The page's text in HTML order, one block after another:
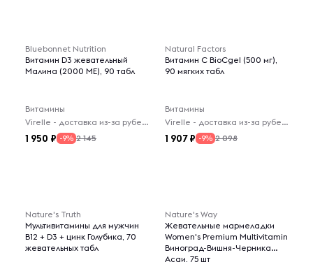
Bluebonnet Nutrition
Витамин D3 жевательный
Малина (2000 МЕ), 90 табл
Витамины
Virelle - доставка из-за рубежа
1 950 -9% 2 145
Natural Factors
Витамин C BioCgel (500 мг),
90 мягких табл
Витамины
Virelle - доставка из-за рубежа
1 907 -9% 2 098
Nature's Truth
Мультивитамины для мужчин
B12 + D3 + цинк Голубика, 70
жевательных табл
Nature's Way
Жевательные мармеладки
Women's Premium Multivitamin
Виноград-Вишня-Черника
Асаи, 75 шт